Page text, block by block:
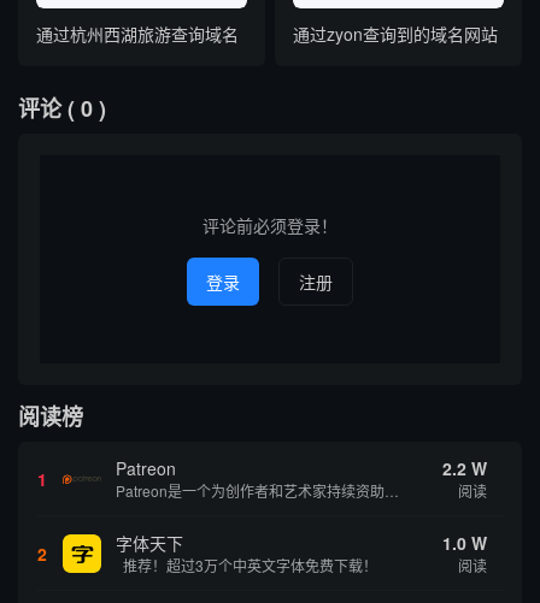
通过杭州西湖旅游查询域名 通过zyon查询到的域名网站
评论( 0 )
评论前必须登录！
登录 注册
阅读榜
1 Patreon 2.2 W
阅读
2 字体天下
推荐！超过3万个中英文字体免费下载！
1.0 W
阅读